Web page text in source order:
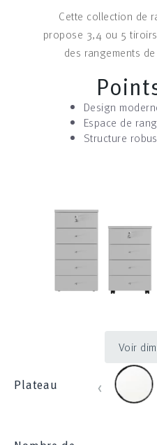
Cette collection de
propose 3,4 ou 5
des rangements
Design
Espace de
Structure
Voir
Plateau ‹